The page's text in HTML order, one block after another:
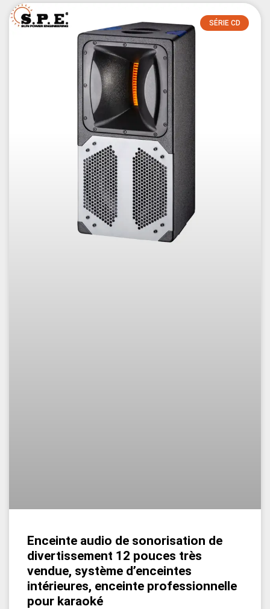
SÉRIE CD
Enceinte audio de sonorisation de
divertissement 12 pouces très
vendue, système d’enceintes
intérieures, enceinte professionnelle
pour karaoké